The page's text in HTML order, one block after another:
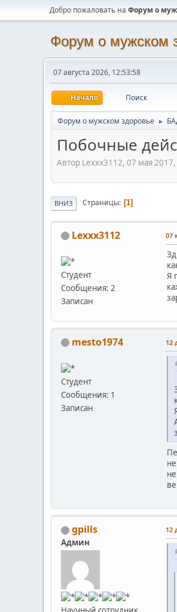
Добро пожаловать на Форум о
Форум о мужском
07 августа 2026, 12:53:58
Начало Поиск
Форум о мужском здоровье ►
Побочные
Автор Lexxx3112, 07 мая
ВНИЗ Страницы 1
Lexxx3112
Студент
Сообщения: 2
Записан
07
Я
mesto1974
Студент
Сообщения: 1
Записан
12
gpills
Админ
12